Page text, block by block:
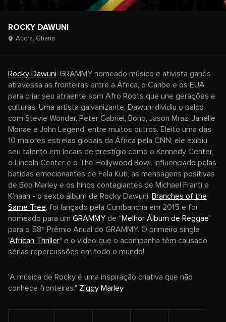
ROCKY DAWUNI
Accra, Ghana
Rocky Dawuni-GRAMMY nomeado músico e ativista ganês
atravessa as fronteiras entre a África, o Caribe e os EUA
para criar seu atraente som Afro Roots que une gerações e
culturas. Uma artista galvanizante, Dawuni dividiu o palco
com Stevie Wonder, Peter Gabriel, Bono, Jason Mraz, Janelle
Monae e John Legend, entre muitos outros. Eleito uma das
10 maiores estrelas globais da África pela CNN, ele exibiu
seu talento em locais de prestígio como o Kennedy Center,
o Lincoln Center e o The Hollywood Bowl. Influenciado pelas
batidas emocionantes de Fela Kuti, as mensagens positivas
de Bob Marley e os hinos contagiantes de Michael Franti e
K'naan - o sexto álbum de Rocky Dawuni, Branches of the
Same Tree, foi lançado pela Cumbancha em 2015 e foi
nomeado para um GRAMMY de “Melhor Álbum de Reggae”
para o 58º Prêmio Anual do GRAMMY. O primeiro single
"African Thriller" e o vídeo que o acompanha têm causado
sérias repercussões em todo o mundo!
"A música de Rocky é uma inspiração criativa que não
conhece fronteiras." Ziggy Marley